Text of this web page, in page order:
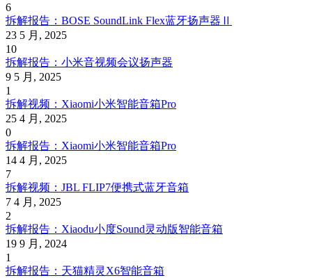
6
拆解报告：BOSE SoundLink Flex蓝牙扬声器Ⅱ
23 5 月, 2025
10
拆解报告：小米音视频会议扬声器
9 5 月, 2025
1
拆解视频：Xiaomi小米智能音箱Pro
25 4 月, 2025
0
拆解报告：Xiaomi小米智能音箱Pro
14 4 月, 2025
7
拆解视频：JBL FLIP7便携式蓝牙音箱
7 4 月, 2025
2
拆解报告：Xiaodu小度Sound灵动版智能音箱
19 9 月, 2024
1
拆解报告：天猫精灵X6智能音箱